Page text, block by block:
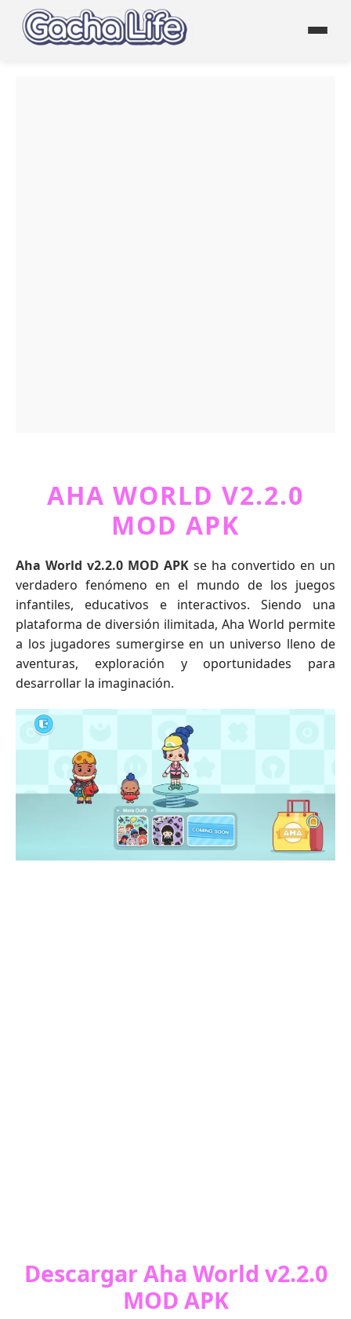
AHA WORLD V2.2.0
MOD APK
Aha World v2.2.0 MOD APK se ha convertido en un
verdadero fenómeno en el mundo de los juegos
infantiles, educativos e interactivos. Siendo una
plataforma de diversión ilimitada, Aha World permite
a los jugadores sumergirse en un universo lleno de
aventuras, exploración y oportunidades para
desarrollar la imaginación.
Descargar Aha World v2.2.0
MOD APK